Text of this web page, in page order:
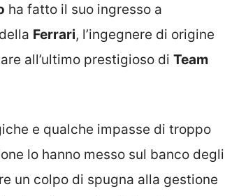
ha fatto il suo ingresso a
Ferrari, l’ingegnere di origine
all’ultimo prestigioso di Team
e qualche impasse di troppo
lo hanno messo sul banco degli
un colpo di spugna alla gestione